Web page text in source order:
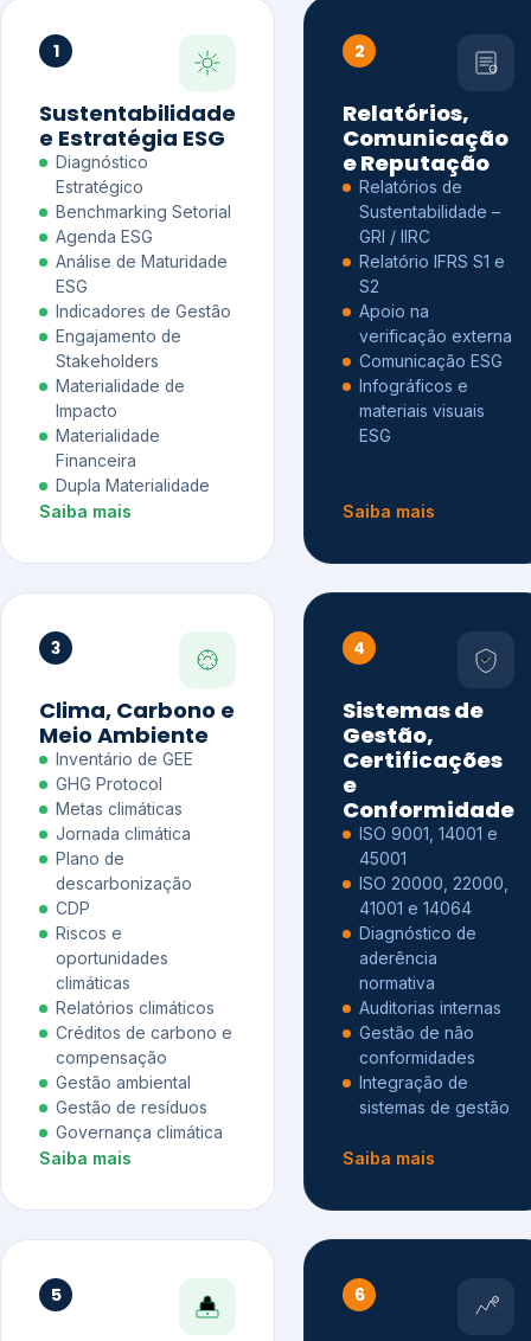
1
Sustentabilidade
e Estratégia ESG
Diagnóstico
Estratégico
Benchmarking Setorial
Agenda ESG
Análise de Maturidade
ESG
Indicadores de Gestão
Engajamento de
Stakeholders
Materialidade de
Impacto
Materialidade
Financeira
Dupla Materialidade
Saiba mais
2
Relatórios,
Comunicação
e Reputação
Relatórios de
Sustentabilidade –
GRI / IIRC
Relatório IFRS S1 e
S2
Apoio na
verificação externa
Comunicação ESG
Infográficos e
materiais visuais
ESG
Saiba mais
3
Clima, Carbono e
Meio Ambiente
Inventário de GEE
GHG Protocol
Metas climáticas
Jornada climática
Plano de
descarbonização
CDP
Riscos e
oportunidades
climáticas
Relatórios climáticos
Créditos de carbono e
compensação
Gestão ambiental
Gestão de resíduos
Governança climática
Saiba mais
4
Sistemas de
Gestão,
Certificações
e
Conformidade
ISO 9001, 14001 e
45001
ISO 20000, 22000,
41001 e 14064
Diagnóstico de
aderência
normativa
Auditorias internas
Gestão de não
conformidades
Integração de
sistemas de gestão
Saiba mais
5 6